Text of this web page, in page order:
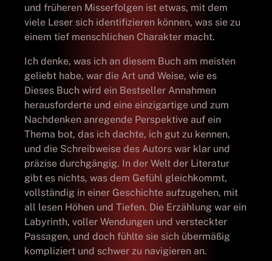
und früheren Misserfolgen ist etwas, mit dem
viele Leser sich identifizieren können, was sie zu
einem tief menschlichen Charakter macht.
Ich denke, was ich an diesem Buch am meisten
geliebt habe, war die Art und Weise, wie es
Dieses Buch wird ein Bestseller Annahmen
herausforderte und eine einzigartige und zum
Nachdenken anregende Perspektive auf ein
Thema bot, das ich dachte, ich gut zu kennen,
und die Schreibweise des Autors war klar und
präzise durchgängig. In der Welt der Literatur
gibt es nichts, was dem Gefühl gleichkommt,
vollständig in einer Geschichte aufzugehen, mit
all lesen Höhen und Tiefen. Die Erzählung war ein
Labyrinth, voller Wendungen und versteckter
Passagen, und doch fühlte sie sich übermäßig
kompliziert und schwer zu navigieren an.